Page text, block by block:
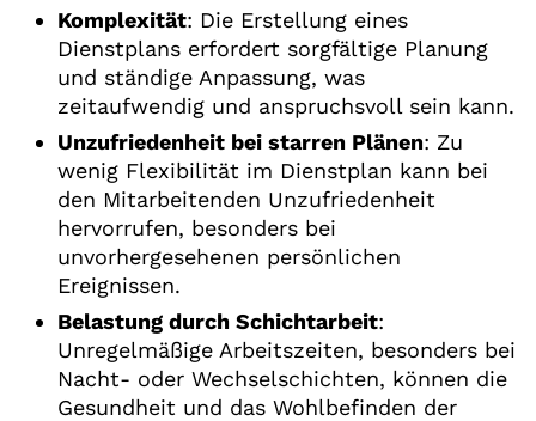
Komplexität: Die Erstellung eines
Dienstplans erfordert sorgfältige Planung
und ständige Anpassung, was
zeitaufwendig und anspruchsvoll sein kann.
Unzufriedenheit bei starren Plänen: Zu
wenig Flexibilität im Dienstplan kann bei
den Mitarbeitenden Unzufriedenheit
hervorrufen, besonders bei
unvorhergesehenen persönlichen
Ereignissen.
Belastung durch Schichtarbeit:
Unregelmäßige Arbeitszeiten, besonders bei
Nacht- oder Wechselschichten, können die
Gesundheit und das Wohlbefinden der